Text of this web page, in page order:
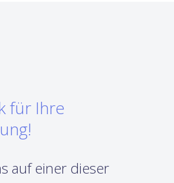
für Ihre
auf einer dieser